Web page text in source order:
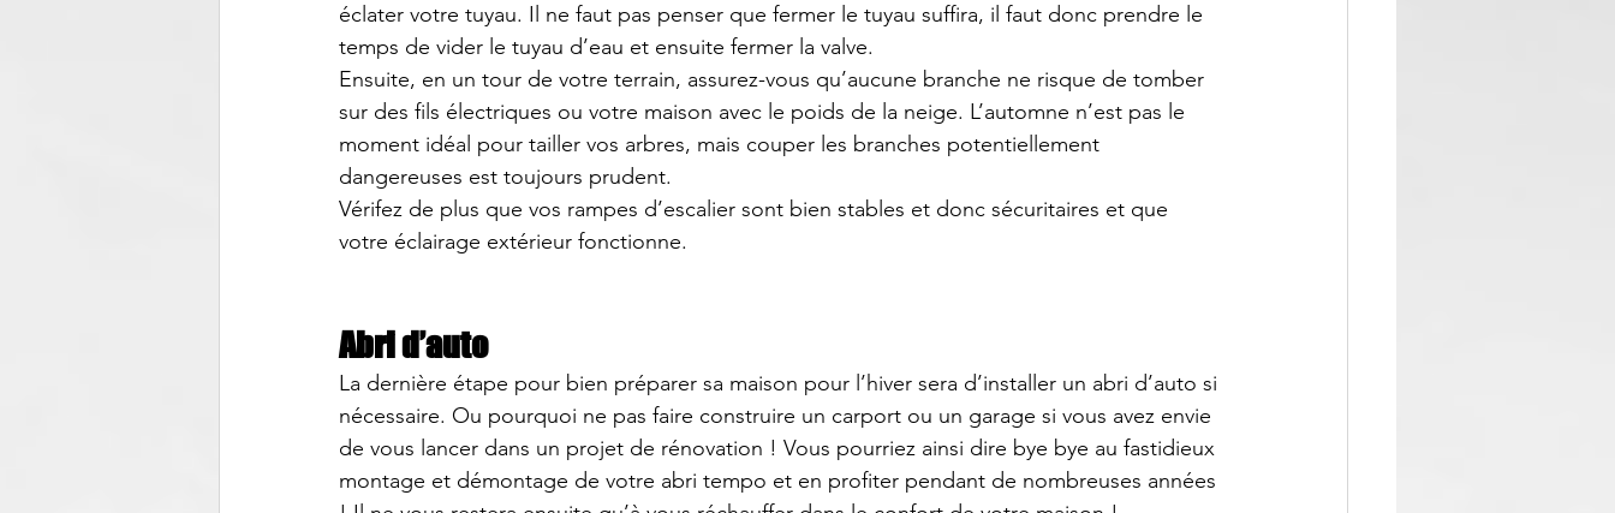
éclater votre tuyau. Il ne faut pas penser que fermer le tuyau suffira, il faut donc prendre le
temps de vider le tuyau d’eau et ensuite fermer la valve.
Ensuite, en un tour de votre terrain, assurez-vous qu’aucune branche ne risque de tomber
sur des fils électriques ou votre maison avec le poids de la neige. L’automne n’est pas le
moment idéal pour tailler vos arbres, mais couper les branches potentiellement
dangereuses est toujours prudent.
Vérifez de plus que vos rampes d’escalier sont bien stables et donc sécuritaires et que
votre éclairage extérieur fonctionne.
Abri d’auto
La dernière étape pour bien préparer sa maison pour l’hiver sera d’installer un abri d’auto si
nécessaire. Ou pourquoi ne pas faire construire un carport ou un garage si vous avez envie
de vous lancer dans un projet de rénovation ! Vous pourriez ainsi dire bye bye au fastidieux
montage et démontage de votre abri tempo et en profiter pendant de nombreuses années